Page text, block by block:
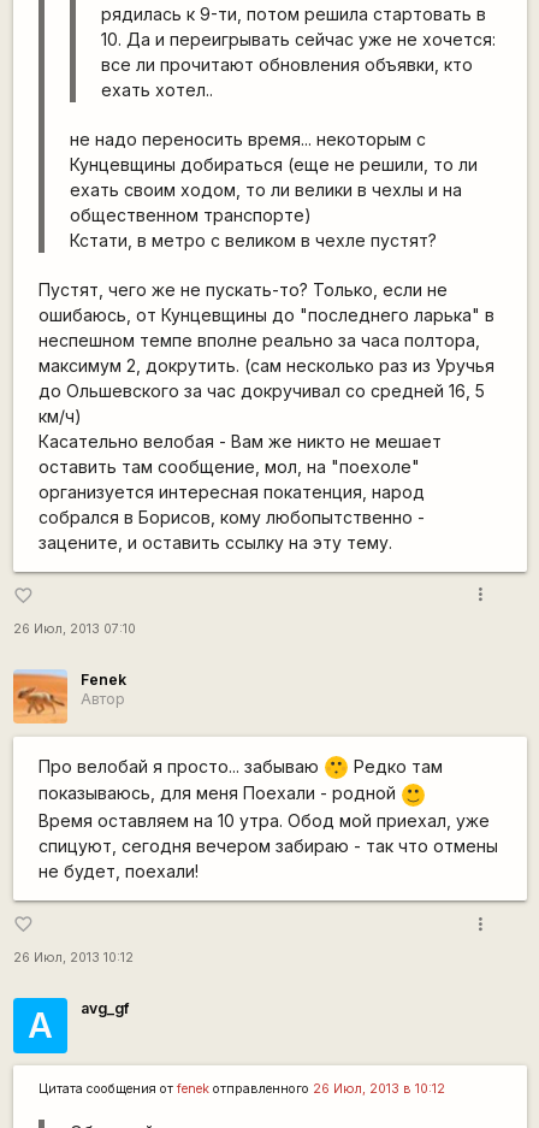
рядилась к 9-ти, потом решила стартовать в
10. Да и переигрывать сейчас уже не хочется:
все ли прочитают обновления объявки, кто
ехать хотел..
не надо переносить время... некоторым с
Кунцевщины добираться (еще не решили, то ли
ехать своим ходом, то ли велики в чехлы и на
общественном транспорте)
Кстати, в метро с великом в чехле пустят?
Пустят, чего же не пускать-то? Только, если не
ошибаюсь, от Кунцевщины до "последнего ларька" в
неспешном темпе вполне реально за часа полтора,
максимум 2, докрутить. (сам несколько раз из Уручья
до Ольшевского за час докручивал со средней 16, 5
км/ч)
Касательно велобая - Вам же никто не мешает
оставить там сообщение, мол, на "поехоле"
организуется интересная покатенция, народ
собрался в Борисов, кому любопытственно -
зацените, и оставить ссылку на эту тему.
favorite_border
26 Июл, 2013 07:10
more_vert
Fenek
Автор
Про велобай я просто... забываю :-[ Редко там
показываюсь, для меня Поехали - родной
:)
Время оставляем на 10 утра. Обод мой приехал, уже
спицуют, сегодня вечером забираю - так что отмены
не будет, поехали!
favorite_border
26 Июл, 2013 10:12
more_vert
А avg_gf
Цитата сообщения от fenekотправленного 26 Июл, 2013 в 10:12